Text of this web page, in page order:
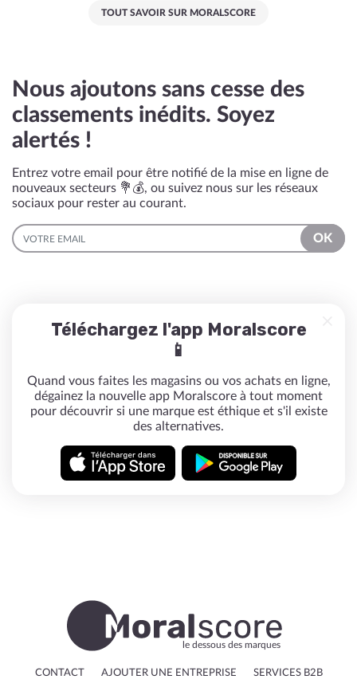
TOUT SAVOIR SUR MORALSCORE
Nous ajoutons sans cesse des
classements inédits. Soyez
alertés !
Entrez votre email pour être notifié de la mise en ligne de
nouveaux secteurs 💐💰, ou suivez nous sur les réseaux
sociaux pour rester au courant.
EMAIL
OK
Téléchargez l'app Moralscore
📱
Quand vous faites les magasins ou vos achats en ligne,
dégainez la nouvelle app Moralscore à tout moment
pour découvrir si une marque est éthique et s'il existe
des alternatives.
le dessous des marques
CONTACT AJOUTER UNE ENTREPRISE SERVICES B2B